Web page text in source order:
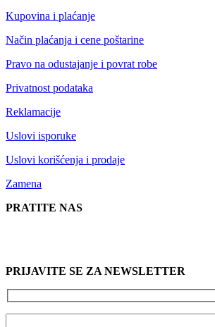
Kupovina i plaćanje
Način plaćanja i cene poštarine
Pravo na odustajanje i povrat robe
Privatnost podataka
Reklamacije
Uslovi isporuke
Uslovi korišćenja i prodaje
Zamena
PRATITE NAS
PRIJAVITE SE ZA NEWSLETTER